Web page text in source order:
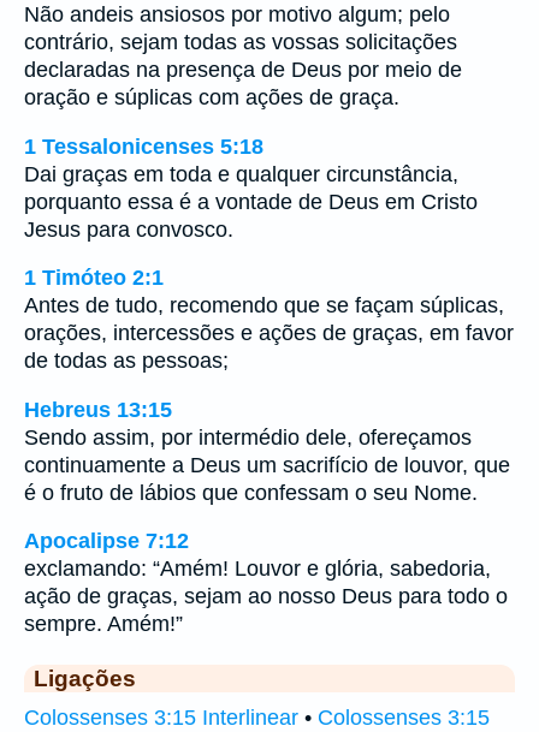
Não andeis ansiosos por motivo algum; pelo
contrário, sejam todas as vossas solicitações
declaradas na presença de Deus por meio de
oração e súplicas com ações de graça.
1 Tessalonicenses 5:18
Dai graças em toda e qualquer circunstância,
porquanto essa é a vontade de Deus em Cristo
Jesus para convosco.
1 Timóteo 2:1
Antes de tudo, recomendo que se façam súplicas,
orações, intercessões e ações de graças, em favor
de todas as pessoas;
Hebreus 13:15
Sendo assim, por intermédio dele, ofereçamos
continuamente a Deus um sacrifício de louvor, que
é o fruto de lábios que confessam o seu Nome.
Apocalipse 7:12
exclamando: “Amém! Louvor e glória, sabedoria,
ação de graças, sejam ao nosso Deus para todo o
sempre. Amém!”
Ligações
Colossenses 3:15 Interlinear • Colossenses 3:15